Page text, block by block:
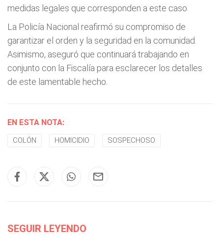
medidas legales que corresponden a este caso.
La Policía Nacional reafirmó su compromiso de
garantizar el orden y la seguridad en la comunidad.
Asimismo, aseguró que continuará trabajando en
conjunto con la Fiscalía para esclarecer los detalles
de este lamentable hecho.
EN ESTA NOTA:
COLÓN HOMICIDIO SOSPECHOSO
SEGUIR LEYENDO